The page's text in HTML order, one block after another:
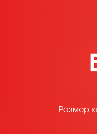
Размер